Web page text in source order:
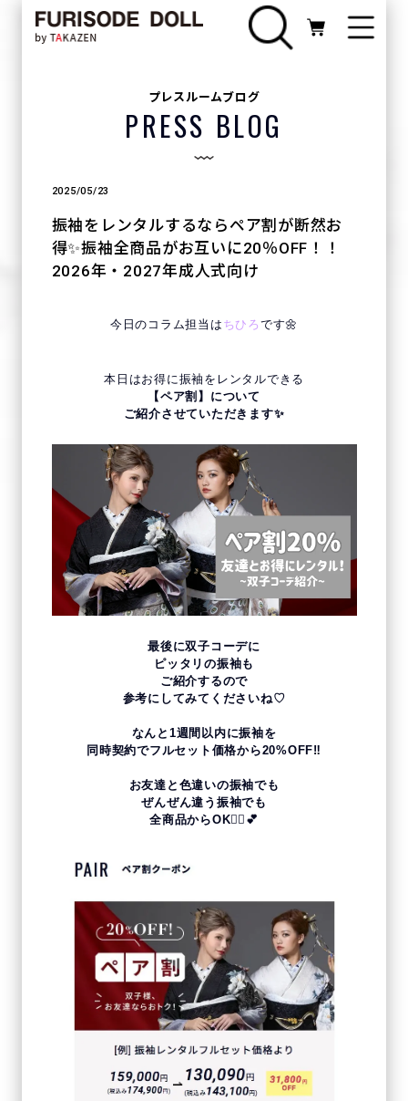
プレスルームブログ
PRESS BLOG
2025/05/23
振袖をレンタルするならペア割が断然お
得✨振袖全商品がお互いに20％OFF！！
2026年・2027年成人式向け
今日のコラム担当は ちひろ です🌼
本日はお得に振袖をレンタルできる
【ペア割】について
ご紹介させていただきます✨
最後に双子コーデに
ピッタリの振袖も
ご紹介するので
参考にしてみてくださいね♡
なんと1週間以内に振袖を
同時契約でフルセット価格から20%OFF‼
お友達と色違いの振袖でも
ぜんぜん違う振袖でも
全商品からOK🙆‍♀️💕